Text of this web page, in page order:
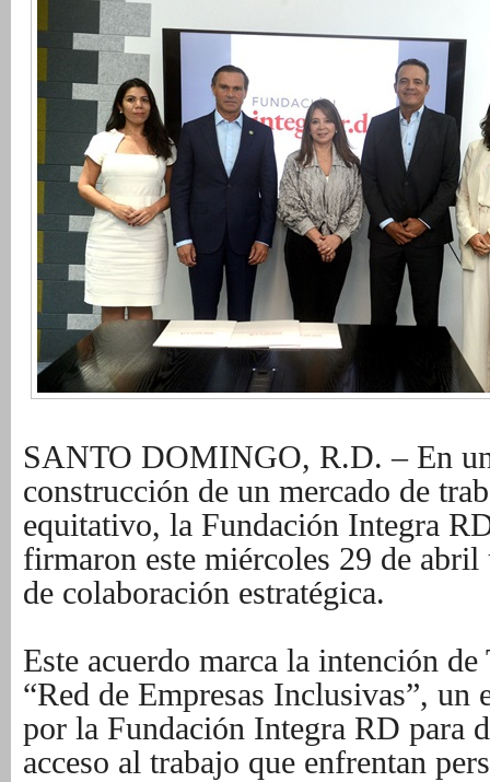
SANTO DOMINGO, R.D. – En
construcción de un mercado de
equitativo, la Fundación Integra
firmaron este miércoles 29 de
de colaboración estratégica.
Este acuerdo marca la intención
“Red de Empresas Inclusivas”, un
por la Fundación Integra RD para
acceso al trabajo que enfrentan